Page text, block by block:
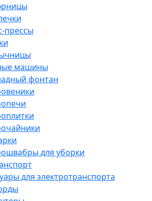
прессы
машины
фонтан
для уборки
для электротранспорта